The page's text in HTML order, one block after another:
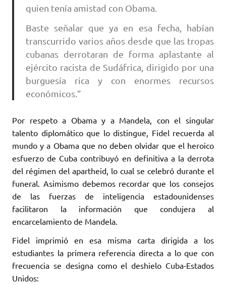
quien tenía amistad con Obama.
Baste señalar que ya en esa fecha, habían
transcurrido varios años desde que las tropas
cubanas derrotaran de forma aplastante al
ejército racista de Sudáfrica, dirigido por una
burguesía rica y con enormes recursos
económicos.”
Por respeto a Obama y a Mandela, con el singular
talento diplomático que lo distingue, Fidel recuerda al
mundo y a Obama que no deben olvidar que el heroico
esfuerzo de Cuba contribuyó en definitiva a la derrota
del régimen del apartheid, lo cual se celebró durante el
funeral. Asimismo debemos recordar que los consejos
de las fuerzas de inteligencia estadounidenses
facilitaron la información que condujera al
encarcelamiento de Mandela.
Fidel imprimió en esa misma carta dirigida a los
estudiantes la primera referencia directa a lo que con
frecuencia se designa como el deshielo Cuba-Estados
Unidos: